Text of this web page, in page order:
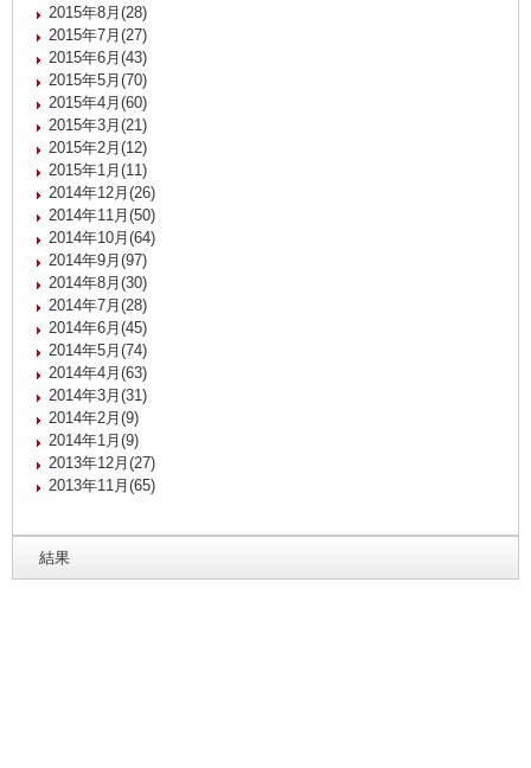
2015年8月(28)
2015年7月(27)
2015年6月(43)
2015年5月(70)
2015年4月(60)
2015年3月(21)
2015年2月(12)
2015年1月(11)
2014年12月(26)
2014年11月(50)
2014年10月(64)
2014年9月(97)
2014年8月(30)
2014年7月(28)
2014年6月(45)
2014年5月(74)
2014年4月(63)
2014年3月(31)
2014年2月(9)
2014年1月(9)
2013年12月(27)
2013年11月(65)
結果